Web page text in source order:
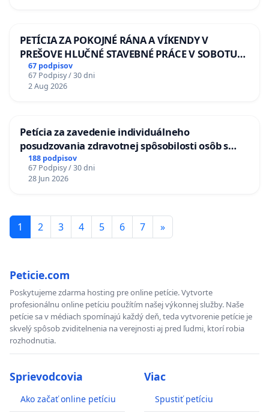
PETÍCIA ZA POKOJNÉ RÁNA A VÍKENDY V
PREŠOVE HLUČNÉ STAVEBNÉ PRÁCE V SOBOTU
LEN OD 9.00 DO 13.00 HOD., CEZ PRACOVNÝ
TÝŽDEŇ CIEĽ 8.00 – 18.00 HOD. A PRAVIDELNÁ
KONTROLA STAVBY C-AREA NA
67 podpisov
67 Podpisy / 30 dni
2 Aug 2026
Petícia za zavedenie individuálneho
posudzovania zdravotnej spôsobilosti osôb s
diabetom 1. a 2. typu pri prijímaní do
Policajného zboru SR
188 podpisov
67 Podpisy / 30 dni
28 Jun 2026
1 2 3 4 5 6 7 »
Peticie.com
Poskytujeme zdarma hosting pre online petície. Vytvorte
profesionálnu online petíciu použítím našej výkonnej služby. Naše
petície sa v médiach spomínajú každý deň, teda vytvorenie petície je
skvelý spôsob zviditelnenia na verejnosti aj pred ľudmi, ktorí robia
rozhodnutia.
Sprievodcovia
Ako začať online petíciu
Viac
Spustiť petíciu